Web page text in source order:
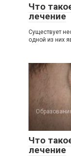
Что
лечение
Существует
одной из них
Что
лечение